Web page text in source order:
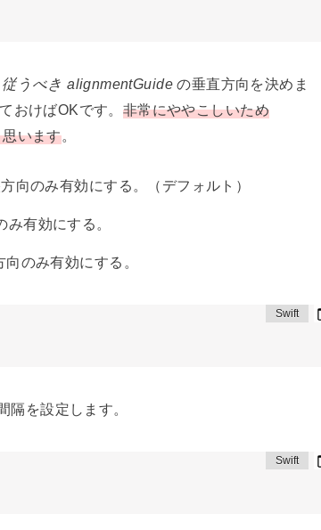
従うべき alignmentGuideの垂直方向を決めま
おけばOKです。 非常にややこしいため
います。
向のみ有効にする。（デフォルト）
有効にする。
のみ有効にする。
を設定します。